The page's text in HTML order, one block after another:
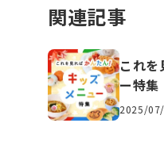
関連記事
これ
ー特集
2025/